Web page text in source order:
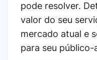
pode resolver.
valor do seu
mercado atual e
para seu público-